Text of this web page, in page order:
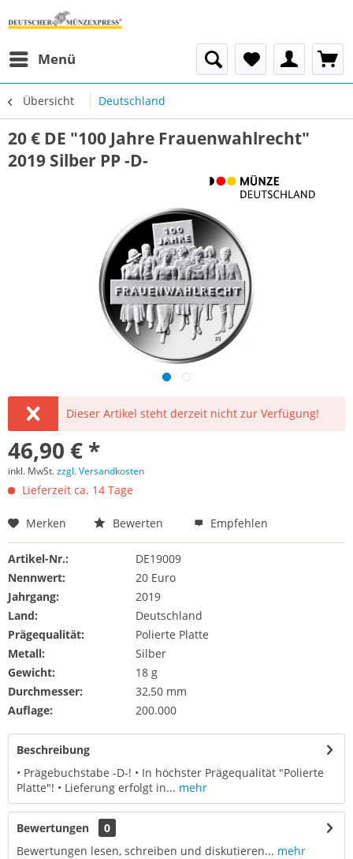
Menü
Übersicht Deutschland
20 € DE "100 Jahre Frauenwahlrecht"
2019 Silber PP -D-
Dieser Artikel steht derzeit nicht zur Verfügung!
46,90 € *
inkl. MwSt.zzgl. Versandkosten
Lieferzeit ca. 14 Tage
Merken Bewerten Empfehlen
Artikel-Nr.:
DE19009
Nennwert:
20 Euro
Jahrgang:
2019
Land:
Deutschland
Prägequalität:
Polierte Platte
Metall:
Silber
Gewicht:
18 g
Durchmesser:
32,50 mm
Auflage:
200.000
Beschreibung
• Prägebuchstabe -D-! • In höchster Prägequalität "Polierte
Platte"! • Lieferung erfolgt in... mehr
Bewertungen
0
Bewertungen lesen, schreiben und diskutieren... mehr